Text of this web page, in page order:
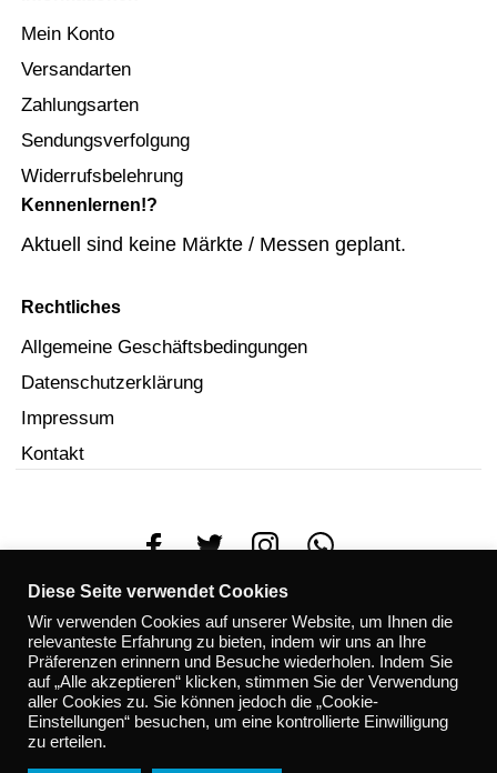
Mein Konto
Versandarten
Zahlungsarten
Sendungsverfolgung
Widerrufsbelehrung
Kennenlernen!?
Aktuell sind keine Märkte / Messen geplant.
Rechtliches
Allgemeine Geschäftsbedingungen
Datenschutzerklärung
Impressum
Kontakt
© 2023 Jux & Dollerei . Mit erstellt.
Diese Seite verwendet Cookies
Wir verwenden Cookies auf unserer Website, um Ihnen die
relevanteste Erfahrung zu bieten, indem wir uns an Ihre
Präferenzen erinnern und Besuche wiederholen. Indem Sie
auf „Alle akzeptieren“ klicken, stimmen Sie der Verwendung
aller Cookies zu. Sie können jedoch die „Cookie-
Einstellungen“ besuchen, um eine kontrollierte Einwilligung
zu erteilen.